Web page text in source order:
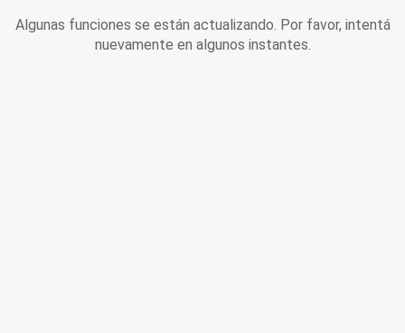
Algunas funciones se están actualizando. Por favor, intentá
nuevamente en algunos instantes.